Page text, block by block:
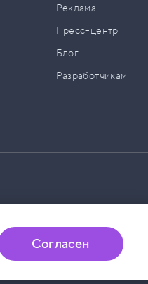
Реклама
Пресс–центр
Блог
Разработчикам
Согласен